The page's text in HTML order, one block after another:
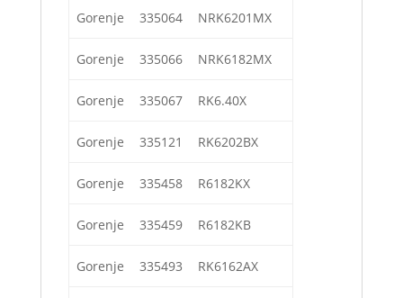
Gorenje 335064 NRK6201MX
Gorenje 335066 NRK6182MX
Gorenje 335067 RK6.40X
Gorenje 335121 RK6202BX
Gorenje 335458 R6182KX
Gorenje 335459 R6182KB
Gorenje 335493 RK6162AX